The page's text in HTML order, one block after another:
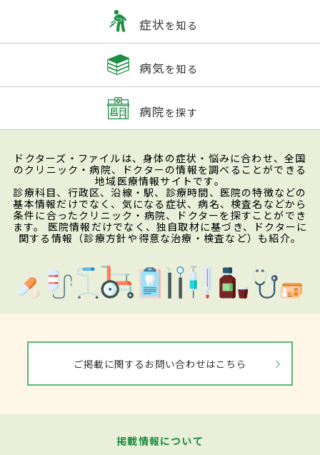
症状を知る
病気を知る
病院を探す
ドクターズ・ファイルは、身体の症状・悩みに合わせ、全国
のクリニック・病院、ドクターの情報を調べることができる
地域医療情報サイトです。
診療科目、行政区、沿線・駅、診療時間、医院の特徴などの
基本情報だけでなく、気になる症状、病名、検査名などから
条件に合ったクリニック・病院、ドクターを探すことができ
ます。 医院情報だけでなく、独自取材に基づき、ドクターに
関する情報（診療方針や得意な治療・検査など）も紹介。
ご掲載に関するお問い合わせはこちら
掲載情報について